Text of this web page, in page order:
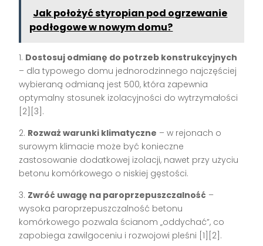
Jak położyć styropian pod ogrzewanie
podłogowe w nowym domu?
1. Dostosuj odmianę do potrzeb konstrukcyjnych
– dla typowego domu jednorodzinnego najczęściej
wybieraną odmianą jest 500, która zapewnia
optymalny stosunek izolacyjności do wytrzymałości
[2][3].
2. Rozważ warunki klimatyczne – w rejonach o
surowym klimacie może być konieczne
zastosowanie dodatkowej izolacji, nawet przy użyciu
betonu komórkowego o niskiej gęstości.
3. Zwróć uwagę na paroprzepuszczalność –
wysoka paroprzepuszczalność betonu
komórkowego pozwala ścianom „oddychać”, co
zapobiega zawilgoceniu i rozwojowi pleśni [1][2].